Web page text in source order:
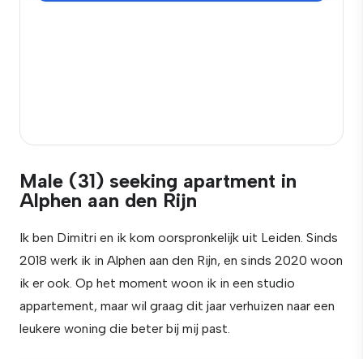
Male (31) seeking apartment in
Alphen aan den Rijn
Ik ben Dimitri en ik kom oorspronkelijk uit Leiden. Sinds
2018 werk ik in Alphen aan den Rijn, en sinds 2020 woon
ik er ook. Op het moment woon ik in een studio
appartement, maar wil graag dit jaar verhuizen naar een
leukere woning die beter bij mij past.